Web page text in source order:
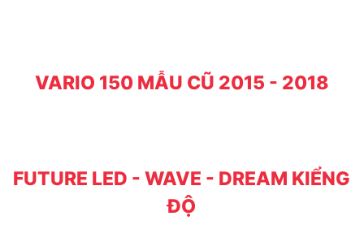
VARIO 150 MẪU CŨ 2015 - 2018
FUTURE LED - WAVE - DREAM KIỂNG
ĐỘ